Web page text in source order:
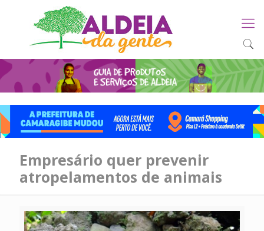
Empresário quer prevenir
atropelamentos de animais